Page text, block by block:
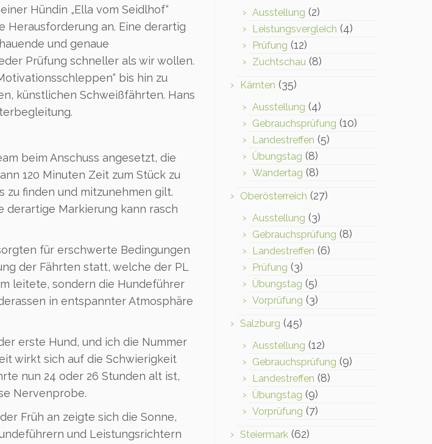
Hündin „Ella vom Seidlhof“
Herausforderung an. Eine derartig
und genaue
Prüfung schneller als wir wollen.
bis hin zu
künstlichen Schweißfährten. Hans
beim Anschuss angesetzt, die
120 Minuten Zeit zum Stück zu
zu finden und mitzunehmen gilt.
derartige Markierung kann rasch
für erschwerte Bedingungen
der Fährten statt, welche der PL
leitete, sondern die Hundeführer
in entspannter Atmosphäre
erste Hund, und ich die Nummer
wirkt sich auf die Schwierigkeit
nun 24 oder 26 Stunden alt ist,
Nervenprobe.
Früh an zeigte sich die Sonne,
und Leistungsrichtern
Ausstellung (2)
Leistungsvergleich (4)
Prüfung (12)
Zuchtschau (8)
Kärnten (35)
Ausstellung (4)
Gebrauchsprüfung (10)
Landestreffen (5)
Übungstag (8)
Wandertag (8)
Oberösterreich (27)
Ausstellung (3)
Gebrauchsprüfung (8)
Landestreffen (6)
Prüfung (3)
Übungstag (5)
Vorprüfung (3)
Salzburg (45)
Ausstellung (12)
Gebrauchsprüfung (9)
Landestreffen (8)
Übungstag (9)
Vorprüfung (7)
Steiermark (62)